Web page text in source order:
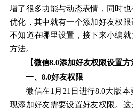
增了很多功能与动态表情，同时
优化，其中就有一个添加好友权
不知道在哪里设置，接下来小编
方法。
【微信8.0添加好友权限设置方
一、8.0好友权限
微信在1月21日进行8.0大版
现添加好友需要设置好友权限。